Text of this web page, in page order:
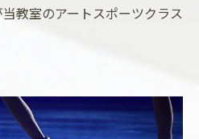
教室のアートスポーツクラス